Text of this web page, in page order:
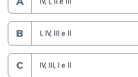
B I, IV, III e II
C IV, III, I e II